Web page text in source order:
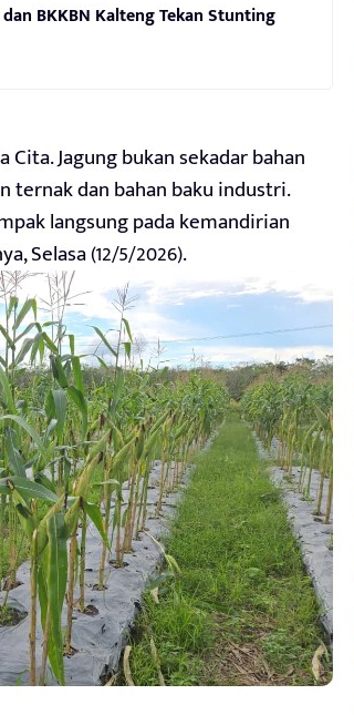
BKKBN Kalteng Tekan Stunting
Jagung bukan sekadar bahan
ternak dan bahan baku industri.
langsung pada kemandirian
Selasa (12/5/2026).